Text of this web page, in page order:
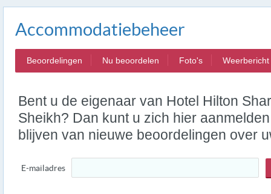
Accommodatiebeheer
Beoordelingen Nu beoordelen Foto's Weerbericht
Bent u de eigenaar van Hotel Hilton
Sheikh? Dan kunt u zich hier
blijven van nieuwe beoordelingen over
E-mailadres